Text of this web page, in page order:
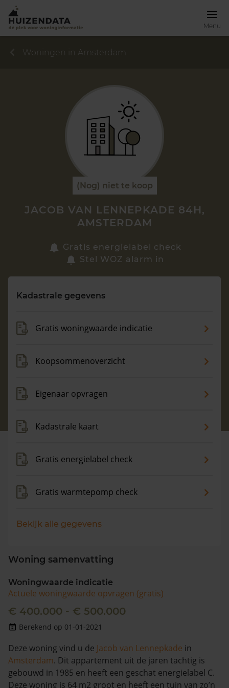
Menu
Vragen? Neem contact met ons op
088 220 4200
Woningen in Amsterdam
(Nog) niet te koop
JACOB VAN LENNEPKADE 84H,
AMSTERDAM
Gratis energielabel check
Stel WOZ alarm in
Kadastrale gegevens
Gratis woningwaarde indicatie
Koopsommenoverzicht
Eigenaar opvragen
Kadastrale kaart
Gratis energielabel check
Gratis warmtepomp check
Bekijk alle gegevens
Woning samenvatting
Woningwaarde indicatie
Actuele woningwaarde opvragen (gratis)
€ 400.000 - € 500.000
Berekend op 01-01-2021
Deze woning vind u de Jacob van Lennepkade in
Amsterdam. Dit appartement uit de jaren tachtig is
gebouwd in 1985 en heeft een geschat energielabel C.
Deze woning is 64 m2 groot en heeft een tuin van zo’n